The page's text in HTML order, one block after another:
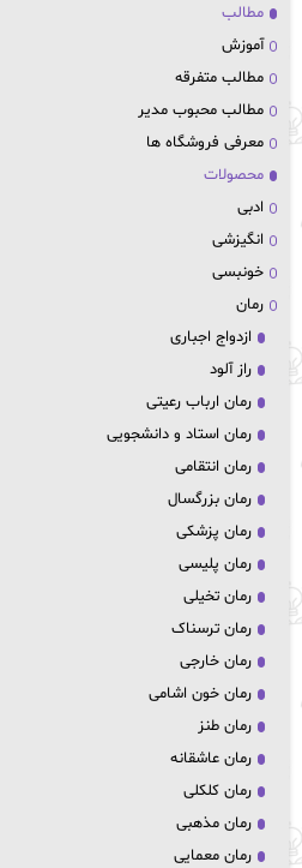
مطالب
آموزش
مطالب متفرقه
مطالب محبوب مدیر
معرفی فروشگاه ها
محصولات
ادبی
انگیزشی
خونبسی
رمان
ازدواج اجباری
راز آلود
رمان ارباب رعیتی
رمان استاد و دانشجویی
رمان انتقامی
رمان بزرگسال
رمان پزشکی
رمان پلیسی
رمان تخیلی
رمان ترسناک
رمان خارجی
رمان خون اشامی
رمان طنز
رمان عاشقانه
رمان کلکلی
رمان مذهبی
رمان معمایی